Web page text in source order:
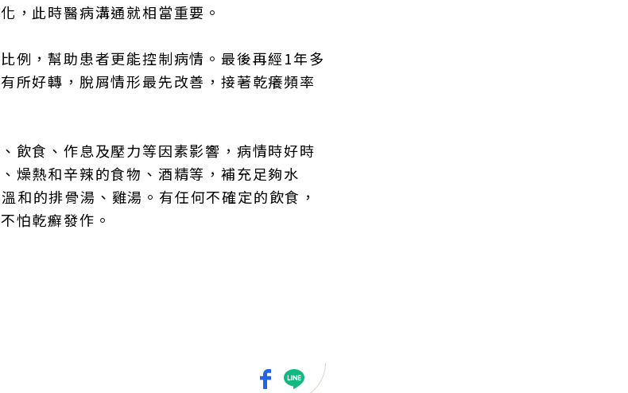
，此時醫病溝通就相當重要。
例，幫助患者更能控制病情。最後再經1年多
所好轉，脫屑情形最先改善，接著乾癢頻率
飲食、作息及壓力等因素影響，病情時好時
燥熱和辛辣的食物、酒精等，補充足夠水
和的排骨湯、雞湯。有任何不確定的飲食，
怕乾癬發作。